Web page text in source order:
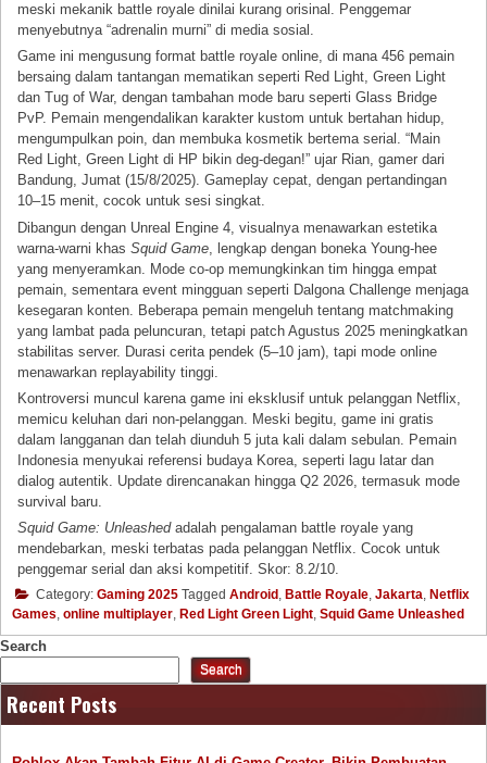
meski mekanik battle royale dinilai kurang orisinal. Penggemar
menyebutnya “adrenalin murni” di media sosial.
Game ini mengusung format battle royale online, di mana 456 pemain
bersaing dalam tantangan mematikan seperti Red Light, Green Light
dan Tug of War, dengan tambahan mode baru seperti Glass Bridge
PvP. Pemain mengendalikan karakter kustom untuk bertahan hidup,
mengumpulkan poin, dan membuka kosmetik bertema serial. “Main
Red Light, Green Light di HP bikin deg-degan!” ujar Rian, gamer dari
Bandung, Jumat (15/8/2025). Gameplay cepat, dengan pertandingan
10–15 menit, cocok untuk sesi singkat.
Dibangun dengan Unreal Engine 4, visualnya menawarkan estetika
warna-warni khasSquid Game , lengkap dengan boneka Young-hee
yang menyeramkan. Mode co-op memungkinkan tim hingga empat
pemain, sementara event mingguan seperti Dalgona Challenge menjaga
kesegaran konten. Beberapa pemain mengeluh tentang matchmaking
yang lambat pada peluncuran, tetapi patch Agustus 2025 meningkatkan
stabilitas server. Durasi cerita pendek (5–10 jam), tapi mode online
menawarkan replayability tinggi.
Kontroversi muncul karena game ini eksklusif untuk pelanggan Netflix,
memicu keluhan dari non-pelanggan. Meski begitu, game ini gratis
dalam langganan dan telah diunduh 5 juta kali dalam sebulan. Pemain
Indonesia menyukai referensi budaya Korea, seperti lagu latar dan
dialog autentik. Update direncanakan hingga Q2 2026, termasuk mode
survival baru.
Squid Game: Unleashedadalah pengalaman battle royale yang
mendebarkan, meski terbatas pada pelanggan Netflix. Cocok untuk
penggemar serial dan aksi kompetitif. Skor: 8.2/10.
Category: Gaming 2025 Tagged Android, Battle Royale, Jakarta, Netflix
Games, online multiplayer, Red Light Green Light, Squid Game Unleashed
Search
Search
Recent Posts